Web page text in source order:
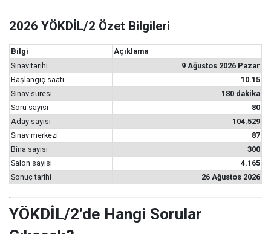
2026 YÖKDİL/2 Özet Bilgileri
Bilgi
Açıklama
Sınav tarihi
9 Ağustos 2026 Pazar
Başlangıç saati
10.15
Sınav süresi
180 dakika
Soru sayısı
80
Aday sayısı
104.529
Sınav merkezi
87
Bina sayısı
300
Salon sayısı
4.165
Sonuç tarihi
26 Ağustos 2026
YÖKDİL/2’de Hangi Sorular